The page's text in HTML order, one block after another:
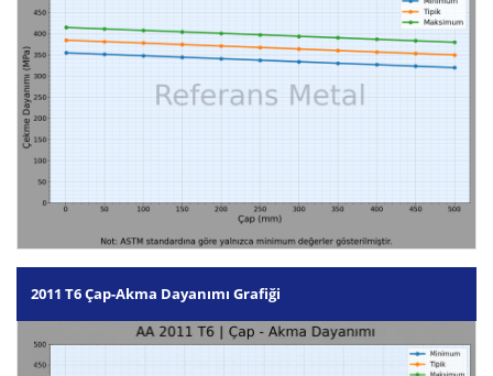
2011 T6 Çap-Akma Dayanımı Grafiği